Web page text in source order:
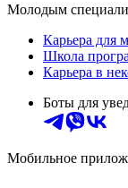
Молодым
Карьера для
Школа
Карьера в
Боты для
Мобильное